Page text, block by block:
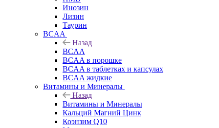
Инозин
Лизин
Таурин
BCAA
Назад
BCAA
BCAA в порошке
BCAA в таблетках и капсулах
BCAA жидкие
Витамины и Минералы
Назад
Витамины и Минералы
Кальций Магний Цинк
Коэнзим Q10